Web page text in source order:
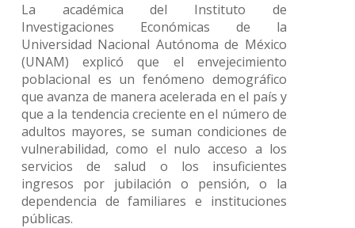
La académica del Instituto de
Investigaciones Económicas de la
Universidad Nacional Autónoma de México
(UNAM) explicó que el envejecimiento
poblacional es un fenómeno demográfico
que avanza de manera acelerada en el país y
que a la tendencia creciente en el número de
adultos mayores, se suman condiciones de
vulnerabilidad, como el nulo acceso a los
servicios de salud o los insuficientes
ingresos por jubilación o pensión, o la
dependencia de familiares e instituciones
públicas.